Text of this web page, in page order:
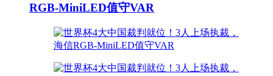
RGB-MiniLED值守VAR